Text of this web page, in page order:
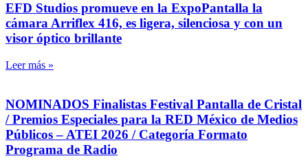
EFD Studios promueve en la ExpoPantalla la
cámara Arriflex 416, es ligera, silenciosa y con un
visor óptico brillante
Leer más »
NOMINADOS Finalistas Festival Pantalla de Cristal
/ Premios Especiales para la RED México de Medios
Públicos – ATEI 2026 / Categoría Formato
Programa de Radio